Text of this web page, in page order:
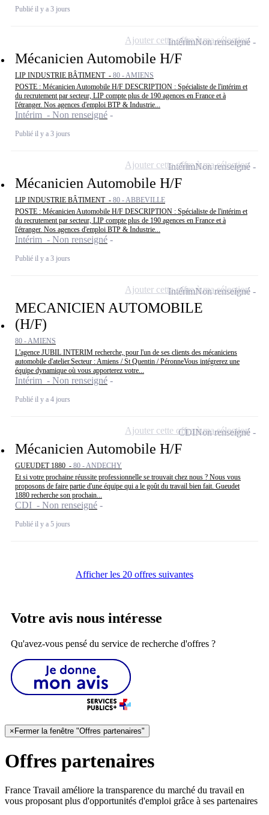
Publié il y a 3 jours
Mécanicien Automobile H/F
LIP INDUSTRIE BÂTIMENT - 80 - AMIENS
POSTE : Mécanicien Automobile H/F DESCRIPTION : Spécialiste de l'intérim et
du recrutement par secteur, LIP compte plus de 190 agences en France et à
l'étranger. Nos agences d'emploi BTP & Industrie...
Intérim - Non renseigné
Publié il y a 3 jours
IntérimNon renseigné
Ajouter cette offre à ma sélection
Mécanicien Automobile H/F
LIP INDUSTRIE BÂTIMENT - 80 - ABBEVILLE
POSTE : Mécanicien Automobile H/F DESCRIPTION : Spécialiste de l'intérim et
du recrutement par secteur, LIP compte plus de 190 agences en France et à
l'étranger. Nos agences d'emploi BTP & Industrie...
Intérim - Non renseigné
Publié il y a 3 jours
IntérimNon renseigné
Ajouter cette offre à ma sélection
MECANICIEN AUTOMOBILE
(H/F)
80 - AMIENS
L'agence JUBIL INTERIM recherche, pour l'un de ses clients des mécaniciens
automobile d'atelier.Secteur : Amiens / St Quentin / PéronneVous intégrerez une
équipe dynamique où vous apporterez votre...
Intérim - Non renseigné
Publié il y a 4 jours
IntérimNon renseigné
Ajouter cette offre à ma sélection
Mécanicien Automobile H/F
GUEUDET 1880 - 80 - ANDECHY
Et si votre prochaine réussite professionnelle se trouvait chez nous ? Nous vous
proposons de faire partie d'une équipe qui a le goût du travail bien fait. Gueudet
1880 recherche son prochain...
CDI - Non renseigné
Publié il y a 5 jours
CDINon renseigné
Ajouter cette offre à ma sélection
Afficher les 20 offres suivantes
Votre avis nous intéresse
Qu'avez-vous pensé du service de recherche d'offres ?
×Fermer la fenêtre "Offres partenaires"
Offres partenaires
France Travail améliore la transparence du marché du travail en
vous proposant plus d'opportunités d'emploi grâce à ses partenaires